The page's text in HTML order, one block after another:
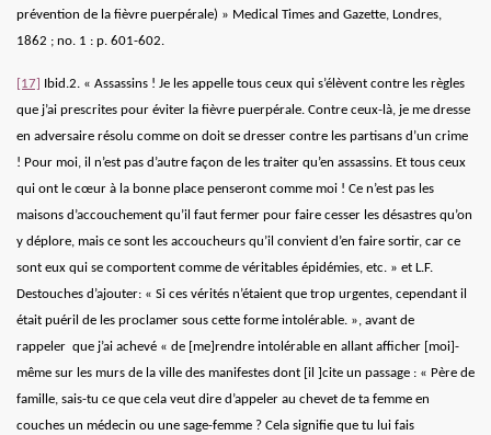
prévention de la fièvre puerpérale) » Medical Times and Gazette, Londres,
1862 ; no. 1 : p. 601-602.
[17] Ibid.2. « Assassins ! Je les appelle tous ceux qui s’élèvent contre les règles
que j’ai prescrites pour éviter la fièvre puerpérale. Contre ceux-là, je me dresse
en adversaire résolu comme on doit se dresser contre les partisans d’un crime
! Pour moi, il n’est pas d’autre façon de les traiter qu’en assassins. Et tous ceux
qui ont le cœur à la bonne place penseront comme moi ! Ce n’est pas les
maisons d’accouchement qu’il faut fermer pour faire cesser les désastres qu’on
y déplore, mais ce sont les accoucheurs qu’il convient d’en faire sortir, car ce
sont eux qui se comportent comme de véritables épidémies, etc. » et L.F.
Destouches d’ajouter: « Si ces vérités n’étaient que trop urgentes, cependant il
était puéril de les proclamer sous cette forme intolérable. », avant de
rappeler que j’ai achevé « de [me]rendre intolérable en allant afficher [moi]-
même sur les murs de la ville des manifestes dont [il ]cite un passage : « Père de
famille, sais-tu ce que cela veut dire d’appeler au chevet de ta femme en
couches un médecin ou une sage-femme ? Cela signifie que tu lui fais